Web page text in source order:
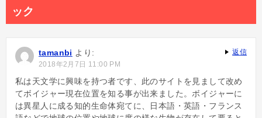
ー
ョ
ン
ック
tamanbi より:
2018年2月7日 11:00 PM
私は天文学に興味を持つ者です、此のサイトを見まして改め
てボイジャー現在位置を知る事が出来ました。ボイジャーに
は異星人に成る知的生命体宛てに、日本語・英語・フランス
返信